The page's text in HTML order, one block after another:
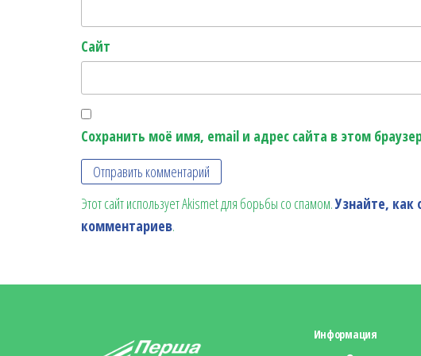
Сайт
Сохранить моё имя, email и адрес сайта в этом
Этот сайт использует Akismet для борьбы со спамом.Узнайте,
комментариев.
Информация